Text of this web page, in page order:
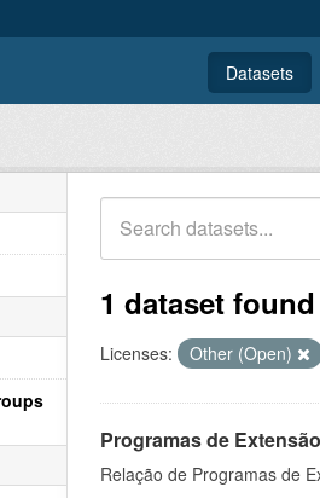
Datasets
1 dataset found
Licenses: Other (Open)
Programas de Extensão
Relação de Programas de